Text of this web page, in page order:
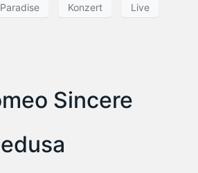
Konzert Live
Sincere